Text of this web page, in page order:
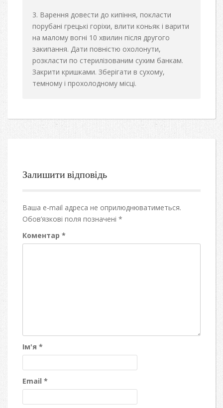
Варення довести до кипіння, покласти
порубані грецькі горіхи, влити коньяк і варити
на малому вогні 10 хвилин після другого
закипання. Дати повністю охолонути,
розкласти по стерилізованим сухим банкам.
Закрити кришками. Зберігати в сухому,
темному і прохолодному місці.
Залишити відповідь
Ваша e-mail адреса не оприлюднюватиметься.
Обов’язкові поля позначені *
Коментар *
Ім'я *
Email *